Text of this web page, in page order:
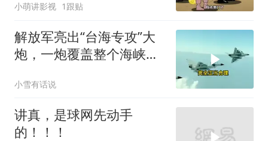
小萌讲影视 1跟贴
解放军亮出“台海专攻”大
炮，一炮覆盖整个海峡，
小雪有话说
讲真，是球网先动手
的！！！